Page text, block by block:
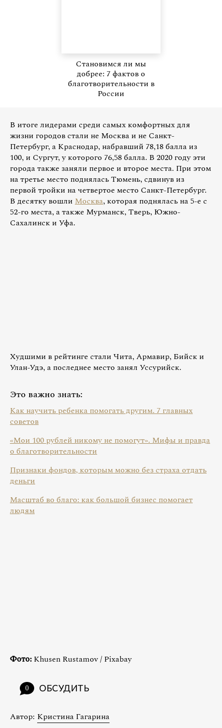
Становимся ли мы
добрее: 7 фактов о
благотворительности в
России
В итоге лидерами среди самых комфортных для
жизни городов стали не Москва и не Санкт-
Петербург, а Краснодар, набравший 78,18 балла из
100, и Сургут, у которого 76,58 балла. В 2020 году эти
города также заняли первое и второе места. При этом
на третье место поднялась Тюмень, сдвинув из
первой тройки на четвертое место Санкт-Петербург.
В десятку вошли Москва, которая поднялась на 5-е с
52-го места, а также Мурманск, Тверь, Южно-
Сахалинск и Уфа.
Худшими в рейтинге стали Чита, Армавир, Бийск и
Улан-Удэ, а последнее место занял Уссурийск.
Это важно знать:
Как научить ребенка помогать другим. 7 главных
советов
«Мои 100 рублей никому не помогут». Мифы и правда
о благотворительности
Признаки фондов, которым можно без страха отдать
деньги
Масштаб во благо: как большой бизнес помогает
людям
Фото: Khusen Rustamov / Pixabay
0 ОБСУДИТЬ
Автор: Кристина Гагарина